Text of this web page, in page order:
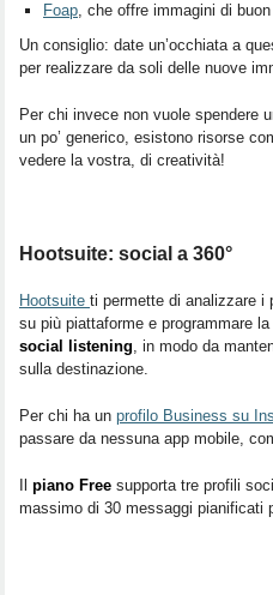
Foap, che offre immagini di
Un consiglio: date un’occhiata a
per realizzare da soli delle nuove
Per chi invece non vuole spendere
un po’ generico, esistono risorse
vedere la vostra, di creatività!
Hootsuite: social a 360°
Hootsuite ti permette di analizzare i
su più piattaforme e programmare
social listening, in modo da
sulla destinazione.
Per chi ha un profilo Business su
passare da nessuna app mobile,
piano Free supporta tre profili
massimo di 30 messaggi pianificati